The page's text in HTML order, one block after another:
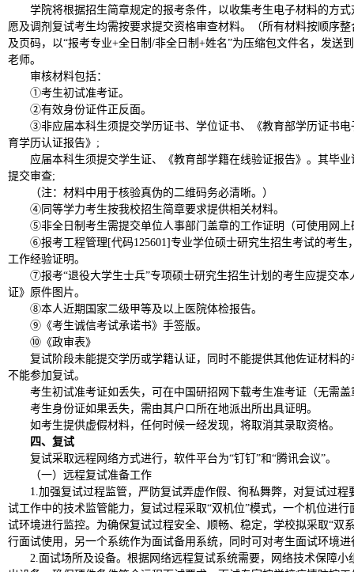
学院将根据招生简章规定的报考条件，以收集考生电子材料的方
愿及调剂复试考生均需按要求提交资格审查材料。（所有材料按顺序
及页码，以“报考专业+全日制/非全日制+姓名”为压缩包文件名，发送
老师。
审核材料包括：
①考生初试准考证。
②有效身份证件正反面。
③非应届本科生须提交学历证书、学位证书、《教育部学历证书
育学历认证报告》;
应届本科生须提交学生证、《教育部学籍在线验证报告》。其毕
提交审查;
（注：材料中用于核验真伪的二维码务必清晰。）
④同等学力考生按我校招生简章要求提供相关材料。
⑤非全日制考生需提交单位人事部门盖章的工作证明（可使用网
⑥报考工程管理[代码125601]专业学位硕士研究生招生考试的考生
工作经验证明。
⑦报考“退役大学生士兵”专项硕士研究生招生计划的考生应提交
证》原件图片。
⑧本人近期国家二级甲等及以上医院体检报告。
⑨《考生诚信考试承诺书》手签版。
⑩《政审表》
复试阶段未能提交学历或学籍认证，同时不能提供其他佐证材料
不能参加复试。
考生初试准考证如丢失，可在中国研招网下载考生准考证（无需盖
考生身份证如果丢失，需由其户口所在地派出所出具证明。
如考生提供虚假材料，任何时候一经发现，将取消其录取资格。
四、复试
复试采取远程网络方式进行，软件平台为“钉钉”和“腾讯会议”。
（一）远程复试准备工作
1.加强复试过程监管，严防复试弄虚作假、徇私舞弊，对复试过
试工作中的技术监管能力，复试过程采取“双机位”模式，一个机位进
试环境进行监控。为确保复试过程安全、顺畅、稳定，学校拟采取“双
行面试使用，另一个系统作为面试备用系统，同时可对考生面试环境进
2.面试场所及设备。根据网络远程复试系统需要，网络技术保障